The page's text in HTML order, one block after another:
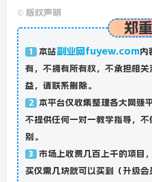
© 版权声明
郑
1 本站副业网fuyew.com内
有，不拥有所有权，不承担相
益，请联系删除。
2 本平台仅收集整理各大网赚
不提供任何一对一教学指导，
别。
3 市场上收费几百上千的项目
买仅需几块就可以买到（升级